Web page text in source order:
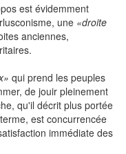
est évidemment
une «droite
anciennes,
qui prend les peuples
de jouir pleinement
qu'il décrit plus portée
est concurrencée
immédiate des